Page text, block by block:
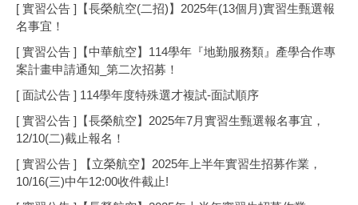
[ 實習公告 ]【長榮航空(二招)】2025年(13個月)實習生甄選報
名事宜！
[ 實習公告 ]【中華航空】114學年『地勤服務類』產學合作專
案計畫申請通知_第二次招募！
[ 面試公告 ] 114學年度特殊選才複試-面試順序
[ 實習公告 ]【長榮航空】2025年7月實習生甄選報名事宜，
12/10(二)截止報名！
[ 實習公告 ] 【立榮航空】2025年上半年實習生招募作業，
10/16(三)中午12:00收件截止!